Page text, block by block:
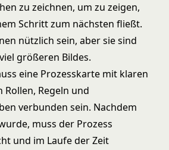
zu zeichnen, um zu zeigen,
Schritt zum nächsten fließt.
nützlich sein, aber sie sind
größeren Bildes.
eine Prozesskarte mit klaren
Regeln und
verbunden sein. Nachdem
muss der Prozess
und im Laufe der Zeit